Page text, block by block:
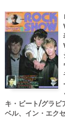
キ・ビート/グラビ
ベル、イン・エク